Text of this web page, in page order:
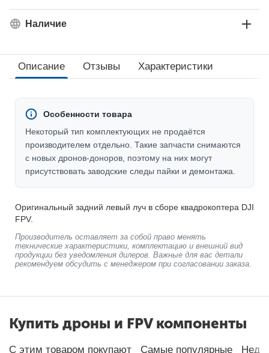
Наличие
Описание Отзывы Характеристики
Особенности товара
Некоторый тип комплектующих не продаётся
производителем отдельно. Такие запчасти снимаются
с новых дронов-доноров, поэтому на них могут
присутствовать заводские следы пайки и демонтажа.
Оригинальный задний левый луч в сборе квадрокоптера DJI
FPV.
Производитель оставляет за собой право менять
технические характеристики, комплектацию и внешний вид
продукции без уведомления дилеров. Важные для вас детали
рекомендуем обсудить с менеджером при согласовании заказа.
Купить дроны и FPV компоненты
С этим товаром покупают Самые популярные